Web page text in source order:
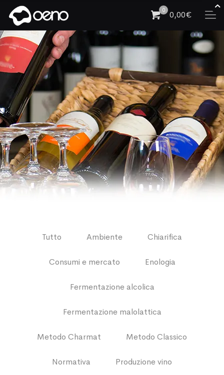
0 0,00€
Tutto Ambiente Chiarifica
Consumi e mercato Enologia
Fermentazione alcolica
Fermentazione malolattica
Metodo Charmat Metodo Classico
Normativa Produzione vino